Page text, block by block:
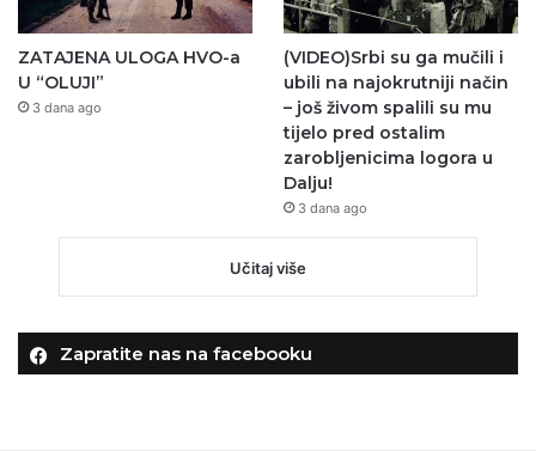
ZATAJENA ULOGA HVO-a
U “OLUJI”
3 dana ago
(VIDEO)Srbi su ga mučili i
ubili na najokrutniji način
– još živom spalili su mu
tijelo pred ostalim
zarobljenicima logora u
Dalju!
3 dana ago
Učitaj više
Zapratite nas na facebooku